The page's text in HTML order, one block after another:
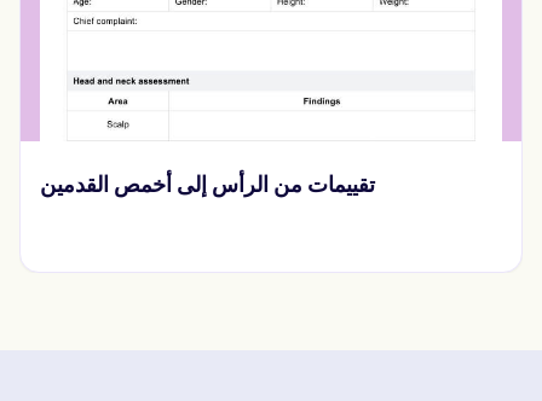
تقييمات من الرأس إلى أخمص القدمين